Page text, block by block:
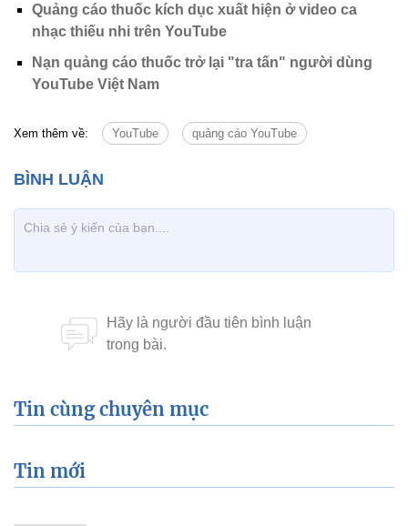
Quảng cáo thuốc kích dục xuất hiện ở video ca
nhạc thiếu nhi trên YouTube
Nạn quảng cáo thuốc trở lại "tra tấn" người dùng
YouTube Việt Nam
Xem thêm về: YouTube quảng cáo YouTube
Tin cùng chuyên mục
Tin mới